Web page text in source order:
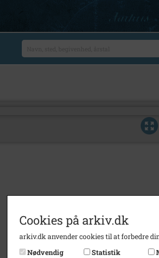
Cookies på arkiv.dk
arkiv.dk anvender cookies til at forbedre
Nødvendig
Statistik